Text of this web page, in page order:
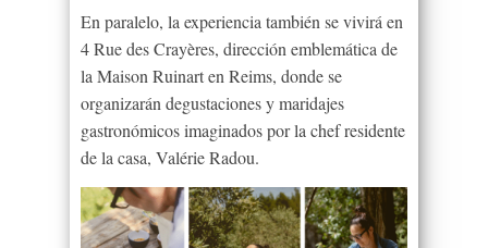
En paralelo, la experiencia también se vivirá en
4 Rue des Crayères, dirección emblemática de
la Maison Ruinart en Reims, donde se
organizarán degustaciones y maridajes
gastronómicos imaginados por la chef residente
de la casa, Valérie Radou.